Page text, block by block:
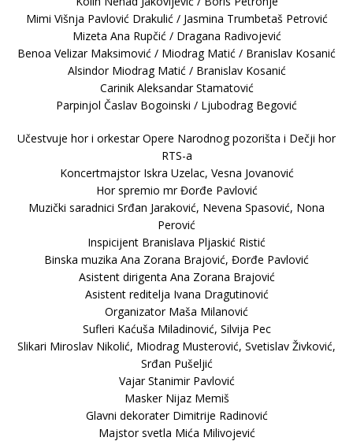
Mimi Višnja Pavlović Drakulić / Jasmina Trumbetaš Petrović
Mizeta Ana Rupčić / Dragana Radivojević
Benoa Velizar Maksimović / Miodrag Matić / Branislav Kosanić
Alsindor Miodrag Matić / Branislav Kosanić
Carinik Aleksandar Stamatović
Parpinjol Časlav Bogoinski / Ljubodrag Begović
Učestvuje hor i orkestar Opere Narodnog pozorišta i Dečji hor
RTS-a
Koncertmajstor Iskra Uzelac, Vesna Jovanović
Hor spremio mr Đorđe Pavlović
Muzički saradnici Srđan Jaraković, Nevena Spasović, Nona
Perović
Inspicijent Branislava Pljaskić Ristić
Binska muzika Ana Zorana Brajović, Đorđe Pavlović
Asistent dirigenta Ana Zorana Brajović
Asistent reditelja Ivana Dragutinović
Organizator Maša Milanović
Sufleri Kaćuša Miladinović, Silvija Pec
Slikari Miroslav Nikolić, Miodrag Musterović, Svetislav Živković,
Srđan Pušeljić
Vajar Stanimir Pavlović
Masker Nijaz Memiš
Glavni dekorater Dimitrije Radinović
Majstor svetla Mića Milivojević